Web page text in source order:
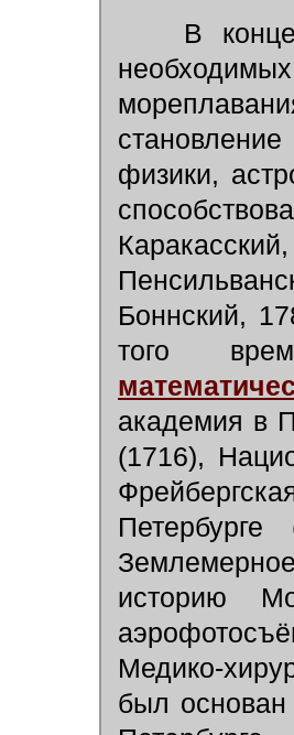
В конце
физики,
Боннский,
того
академия в
(1716),
историю
Медико-
был основан